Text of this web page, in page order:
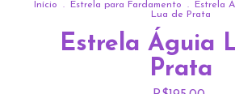
Início . Estrela para Fardamento . Estrela
Lua de Prata
Estrela Águia
Prata